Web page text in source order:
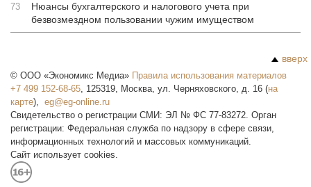
73
Нюансы бухгалтерского и налогового учета при
безвозмездном пользовании чужим имуществом
вверх
© ООО «Экономикс Медиа» Правила использования материалов
+7 499 152-68-65, 125319, Москва, ул. Черняховского, д. 16 (на
карте),
Свидетельство о регистрации СМИ: ЭЛ № ФС 77-83272. Орган
регистрации: Федеральная служба по надзору в сфере связи,
информационных технологий и массовых коммуникаций.
Сайт использует cookies.